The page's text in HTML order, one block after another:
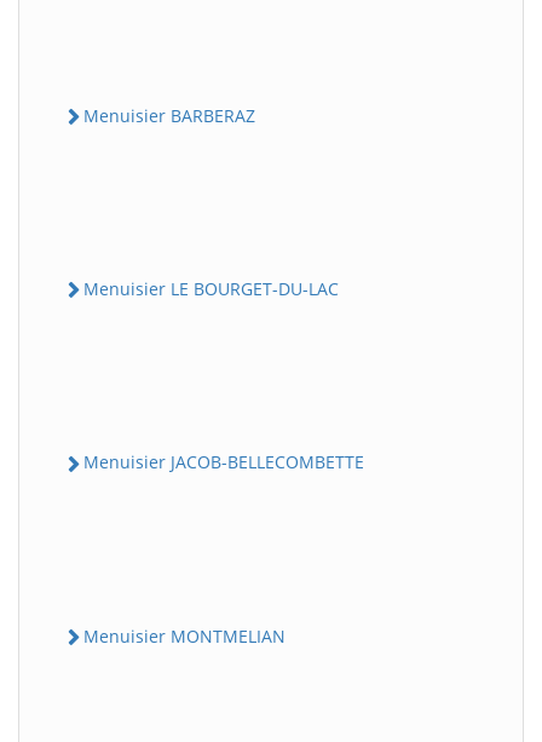
Menuisier BARBERAZ
Menuisier LE BOURGET-DU-LAC
Menuisier JACOB-BELLECOMBETTE
Menuisier MONTMELIAN